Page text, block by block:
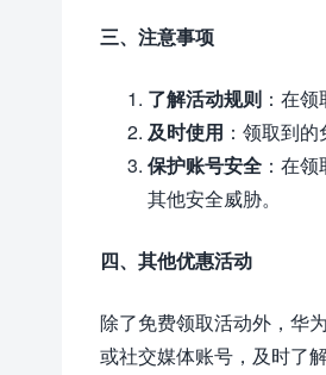
三、注意事项
了解活动规则 ：在
及时使用 ：领取到
保护账号安全 ：在
其他安全威胁。
四、其他优惠活动
除了免费领取活动外，华
或社交媒体账号，及时了